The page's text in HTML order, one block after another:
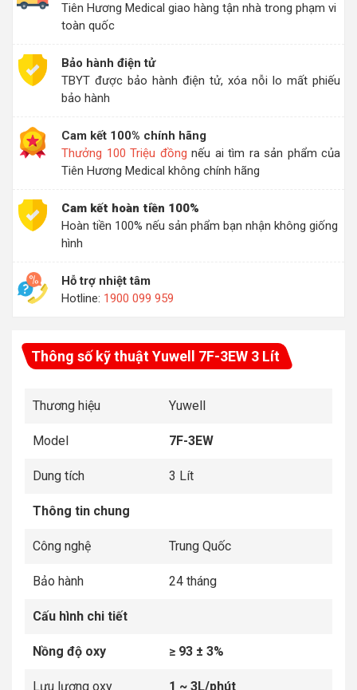
Tiên Hương Medical giao hàng tận nhà trong phạm vi
toàn quốc
Bảo hành điện tử
TBYT được bảo hành điện tử, xóa nỗi lo mất phiếu
bảo hành
Cam kết 100% chính hãng
Thưởng 100 Triệu đồng nếu ai tìm ra sản phẩm của
Tiên Hương Medical không chính hãng
Cam kết hoàn tiền 100%
Hoàn tiền 100% nếu sản phẩm bạn nhận không giống
hình
Hỗ trợ nhiệt tâm
Hotline: 1900 099 959
Thông số kỹ thuật Yuwell 7F-3EW 3 Lít
Thương hiệu Yuwell
Model 7F-3EW
Dung tích 3 Lít
Thông tin chung
Công nghệ Trung Quốc
Bảo hành 24 tháng
Cấu hình chi tiết
Nồng độ oxy ≥ 93 ± 3%
Lưu lượng oxy 1 ~ 3L/phút